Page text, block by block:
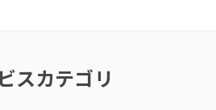
スカテゴリ